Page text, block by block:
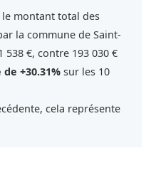
le montant total des
la commune de Saint-
538 €, contre 193 030 €
de +30.31% sur les 10
cela représente